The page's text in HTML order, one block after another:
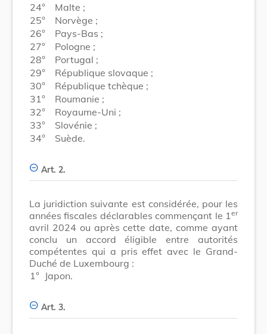
24°
Malte ;
25°
Norvège ;
26°
Pays-Bas ;
27°
Pologne ;
28°
Portugal ;
29°
République slovaque ;
30°
République tchèque ;
31°
Roumanie ;
32°
Royaume-Uni ;
33°
Slovénie ;
34°
Suède.
Art. 2.
La juridiction suivante est considérée, pour les
années fiscales déclarables commençant le 1 er
avril 2024 ou après cette date, comme ayant
conclu un accord éligible entre autorités
compétentes qui a pris effet avec le Grand-
Duché de Luxembourg :
1° Japon.
Art. 3.